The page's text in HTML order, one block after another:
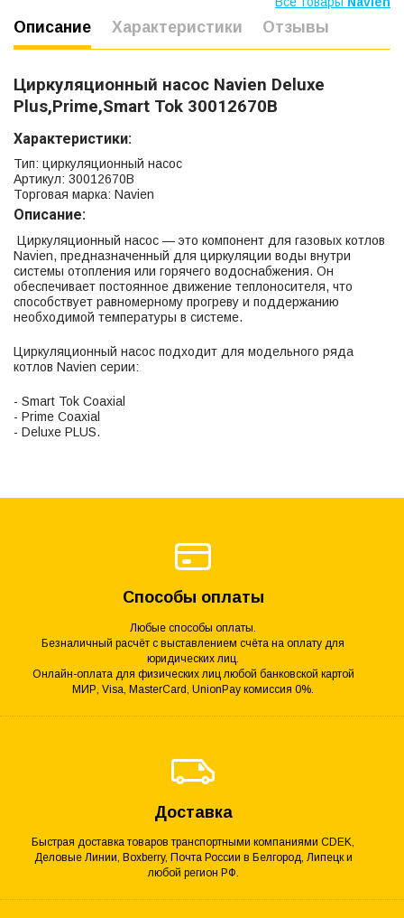
Описание Характеристики Отзывы
Циркуляционный насос Navien Deluxe
Plus,Prime,Smart Tok 30012670B
Характеристики:
Тип: циркуляционный насос
Артикул: 30012670B
Торговая марка: Navien
Описание:
Циркуляционный насос — это компонент для газовых котлов
Navien, предназначенный для циркуляции воды внутри
системы отопления или горячего водоснабжения. Он
обеспечивает постоянное движение теплоносителя, что
способствует равномерному прогреву и поддержанию
необходимой температуры в системе.
Циркуляционный насос подходит для модельного ряда
котлов Navien серии:
- Smart Tok Coaxial
- Prime Coaxial
- Deluxe PLUS.
Способы оплаты
Любые способы оплаты.
Безналичный расчёт с выставлением счёта на оплату для
юридических лиц.
Онлайн-оплата для физических лиц любой банковской картой
МИР, Visa, MasterCard, UnionPay комиссия 0%.
Доставка
Быстрая доставка товаров транспортными компаниями CDEK,
Деловые Линии, Boxberry, Почта России в Белгород, Липецк и
любой регион РФ.